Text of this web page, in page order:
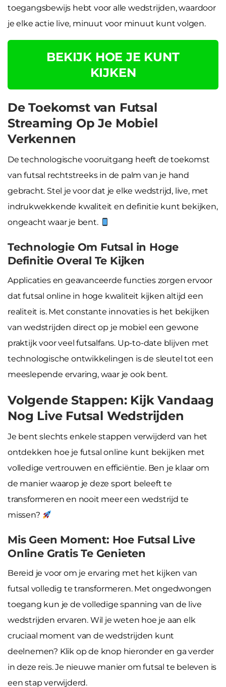
toegangsbewijs hebt voor alle wedstrijden, waardoor
je elke actie live, minuut voor minuut kunt volgen.
BEKIJK HOE JE KUNT
KIJKEN
De Toekomst van Futsal
Streaming Op Je Mobiel
Verkennen
De technologische vooruitgang heeft de toekomst
van futsal rechtstreeks in de palm van je hand
gebracht. Stel je voor dat je elke wedstrijd, live, met
indrukwekkende kwaliteit en definitie kunt bekijken,
ongeacht waar je bent.
Technologie Om Futsal in Hoge
Definitie Overal Te Kijken
Applicaties en geavanceerde functies zorgen ervoor
dat futsal online in hoge kwaliteit kijken altijd een
realiteit is. Met constante innovaties is het bekijken
van wedstrijden direct op je mobiel een gewone
praktijk voor veel futsalfans. Up-to-date blijven met
technologische ontwikkelingen is de sleutel tot een
meeslepende ervaring, waar je ook bent.
Volgende Stappen: Kijk Vandaag
Nog Live Futsal Wedstrijden
Je bent slechts enkele stappen verwijderd van het
ontdekken hoe je futsal online kunt bekijken met
volledige vertrouwen en efficiëntie. Ben je klaar om
de manier waarop je deze sport beleeft te
transformeren en nooit meer een wedstrijd te
missen?
Mis Geen Moment: Hoe Futsal Live
Online Gratis Te Genieten
Bereid je voor om je ervaring met het kijken van
futsal volledig te transformeren. Met ongedwongen
toegang kun je de volledige spanning van de live
wedstrijden ervaren. Wil je weten hoe je aan elk
cruciaal moment van de wedstrijden kunt
deelnemen? Klik op de knop hieronder en ga verder
in deze reis. Je nieuwe manier om futsal te beleven is
een stap verwijderd.